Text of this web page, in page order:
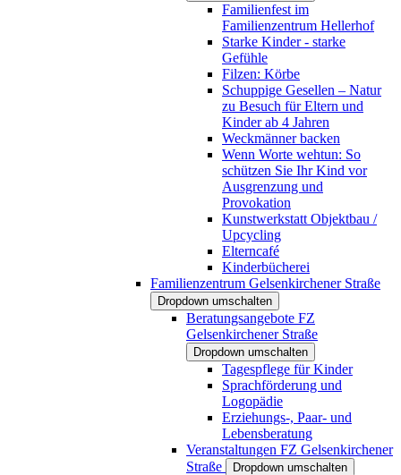
Familienfest im
Familienzentrum Hellerhof
Starke Kinder - starke
Gefühle
Filzen: Körbe
Schuppige Gesellen – Natur
zu Besuch für Eltern und
Kinder ab 4 Jahren
Weckmänner backen
Wenn Worte wehtun: So
schützen Sie Ihr Kind vor
Ausgrenzung und
Provokation
Kunstwerkstatt Objektbau /
Upcycling
Elterncafé
Kinderbücherei
Familienzentrum Gelsenkirchener Straße
Dropdown umschalten
Beratungsangebote FZ
Gelsenkirchener Straße
Dropdown umschalten
Tagespflege für Kinder
Sprachförderung und
Logopädie
Erziehungs-, Paar- und
Lebensberatung
Veranstaltungen FZ Gelsenkirchener
Straße
Dropdown umschalten